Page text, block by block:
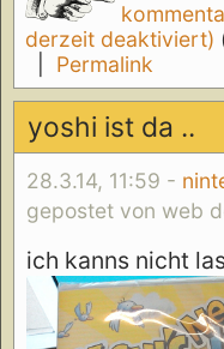
derzeit deaktiviert)
Permalink
yoshi ist da ..
28.3.14, 11:59 -
gepostet von web
ich kanns nicht